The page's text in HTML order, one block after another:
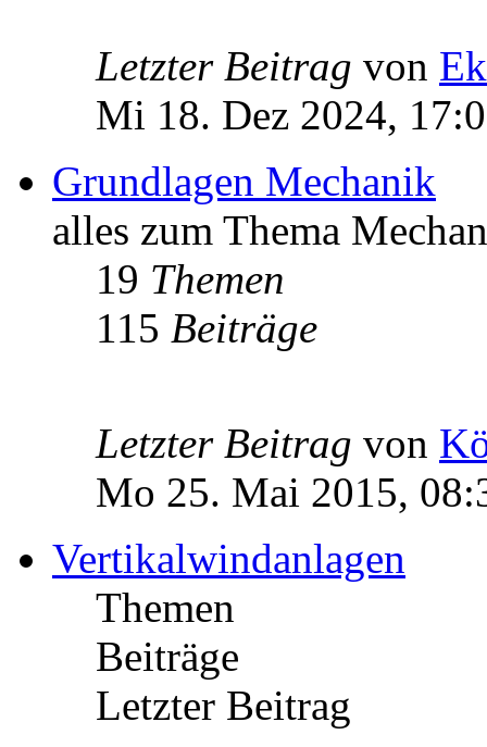
Letzter Beitrag von
Mi 18. Dez 2024,
Grundlagen Mechanik
alles zum Thema
19 Themen
115 Beiträge
Letzter Beitrag von
Mo 25. Mai 2015,
Vertikalwindanlagen
Themen
Beiträge
Letzter Beitrag